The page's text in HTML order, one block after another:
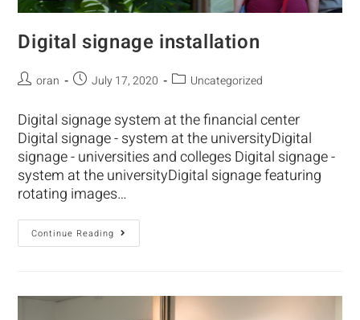
Digital signage installation
oran July 17, 2020 Uncategorized
Digital signage system at the financial center
Digital signage - system at the universityDigital
signage - universities and colleges Digital signage -
system at the universityDigital signage featuring
rotating images…
Continue Reading